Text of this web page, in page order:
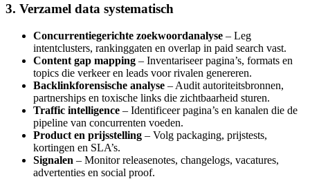
3. Verzamel data systematisch
Concurrentiegerichte zoekwoordanalyse – Leg
intentclusters, rankinggaten en overlap in paid search vast.
Content gap mapping – Inventariseer pagina’s, formats en
topics die verkeer en leads voor rivalen genereren.
Backlinkforensische analyse – Audit autoriteitsbronnen,
partnerships en toxische links die zichtbaarheid sturen.
Traffic intelligence – Identificeer pagina’s en kanalen die de
pipeline van concurrenten voeden.
Product en prijsstelling – Volg packaging, prijstests,
kortingen en SLA’s.
Signalen – Monitor releasenotes, changelogs, vacatures,
advertenties en social proof.